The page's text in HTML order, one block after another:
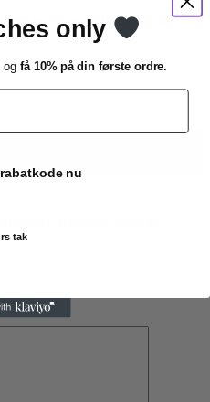
og bring hellig energi ind i
det nye.
only
og få 10% på din første ordre.
nu
tak